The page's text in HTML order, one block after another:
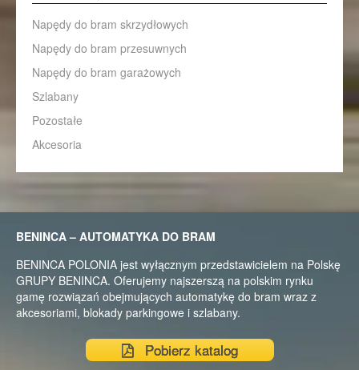
Napędy do bram skrzydłowych
Napędy do bram przesuwnych
Napędy do bram garażowych
Szlabany
Pozostałe
Akcesoria
BENINCA – AUTOMATYKA DO BRAM
BENINCA POLONIA jest wyłącznym przedstawicielem na Polskę
GRUPY BENINCA. Oferujemy najszerszą na polskim rynku
gamę rozwiązań obejmujących automatykę do bram wraz z
akcesoriami, blokady parkingowe i szlabany.
Pobierz katalog